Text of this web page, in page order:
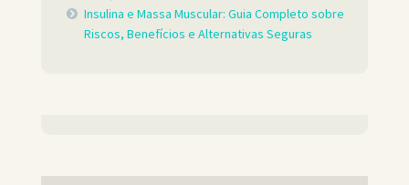
Insulina e Massa Muscular: Guia Completo sobre
Riscos, Benefícios e Alternativas Seguras